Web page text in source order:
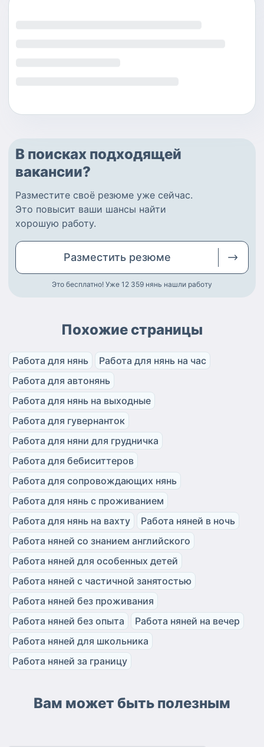
В поисках подходящей
вакансии?
Разместите своё резюме уже сейчас.
Это повысит ваши шансы найти
хорошую работу.
Разместить резюме
Это бесплатно! Уже 12 359 нянь нашли работу
Похожие страницы
Работа для нянь
Работа для нянь на час
Работа для автонянь
Работа для нянь на выходные
Работа для гувернанток
Работа для няни для грудничка
Работа для бебиситтеров
Работа для сопровождающих нянь
Работа для нянь с проживанием
Работа для нянь на вахту
Работа няней в ночь
Работа няней со знанием английского
Работа няней для особенных детей
Работа няней с частичной занятостью
Работа няней без проживания
Работа няней без опыта
Работа няней на вечер
Работа няней для школьника
Работа няней за границу
Вам может быть полезным